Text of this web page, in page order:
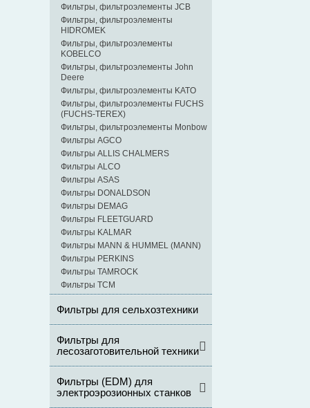
Фильтры, фильтроэлементы JCB
Фильтры, фильтроэлементы
HIDROMEK
Фильтры, фильтроэлементы
KOBELCO
Фильтры, фильтроэлементы John
Deere
Фильтры, фильтроэлементы KATO
Фильтры, фильтроэлементы FUCHS
(FUCHS-TEREX)
Фильтры, фильтроэлементы Monbow
Фильтры AGCO
Фильтры ALLIS CHALMERS
Фильтры ALCO
Фильтры ASAS
Фильтры DONALDSON
Фильтры DEMAG
Фильтры FLEETGUARD
Фильтры KALMAR
Фильтры MANN & HUMMEL (MANN)
Фильтры PERKINS
Фильтры TAMROCK
Фильтры ТСМ
Фильтры для сельхозтехники
Фильтры для
лесозаготовительной техники
Фильтры (ЕDM) для
электроэрозионных станков